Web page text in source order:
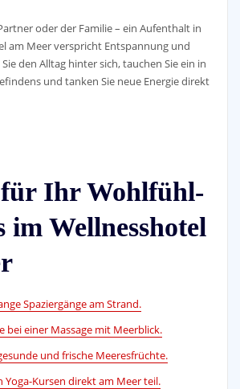
oder der Familie – ein Aufenthalt in
am Meer verspricht Entspannung und
den Alltag hinter sich, tauchen Sie ein in
und tanken Sie neue Energie direkt
Ihr Wohlfühl-
im Wellnesshotel
Spaziergänge am Strand.
bei einer Massage mit Meerblick.
und frische Meeresfrüchte.
Yoga-Kursen direkt am Meer teil.